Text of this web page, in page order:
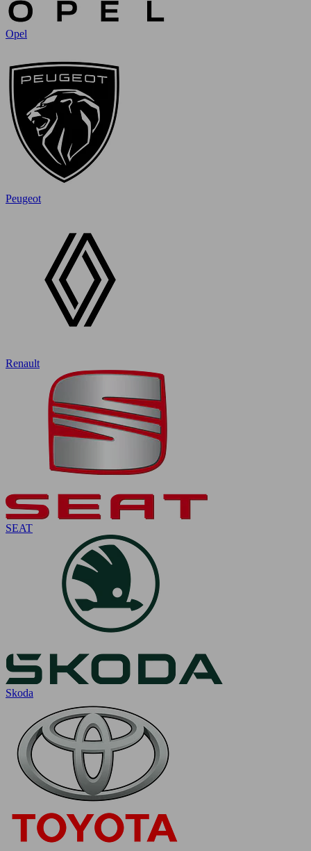
Opel
Peugeot
Renault
SEAT
Skoda